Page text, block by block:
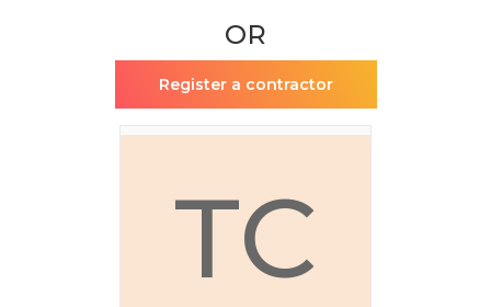
OR
Register a contractor
TC